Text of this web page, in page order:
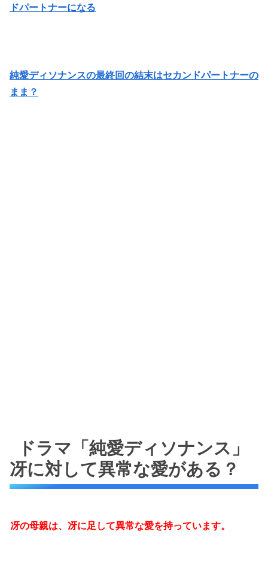
ドパートナーになる
純愛ディソナンスの最終回の結末はセカンドパートナーの
まま？
ドラマ「純愛ディソナンス」
冴に対して異常な愛がある？
冴の母親は、冴に足して異常な愛を持っています。